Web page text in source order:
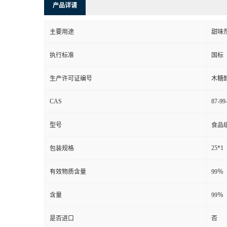
产品详请
主要用途 甜味
执行标准 国标
生产许可证编号 木糖
CAS 87-
型号 食品
包装规格 25*1
有效物质含量 99％
含量 99％
是否进口 否